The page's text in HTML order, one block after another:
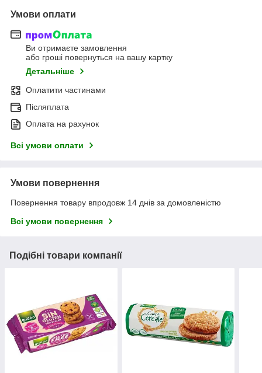
Умови оплати
Ви отримаєте замовлення
або гроші повернуться на вашу картку
Детальніше
Оплатити частинами
Післяплата
Оплата на рахунок
Всі умови оплати
Умови повернення
Повернення товару впродовж 14 днів за домовленістю
Всі умови повернення
Подібні товари компанії